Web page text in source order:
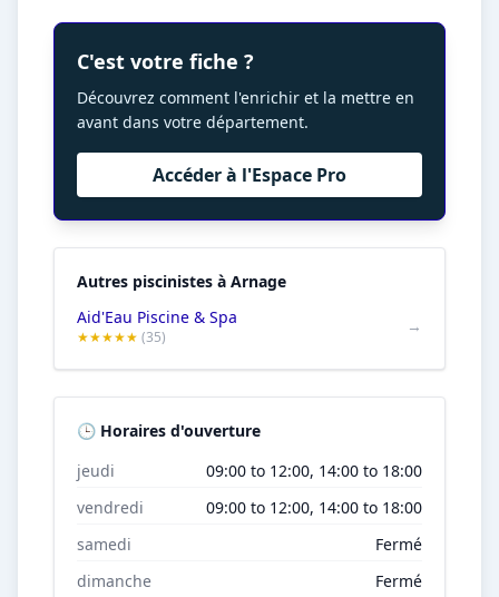
C'est votre fiche ?
Découvrez comment l'enrichir et la mettre en
avant dans votre département.
Accéder à l'Espace Pro
Autres piscinistes à Arnage
Aid'Eau Piscine & Spa
★★★★★ (35)
→
🕒 Horaires d'ouverture
jeudi
09:00 to 12:00, 14:00 to 18:00
vendredi
09:00 to 12:00, 14:00 to 18:00
samedi
Fermé
dimanche
Fermé